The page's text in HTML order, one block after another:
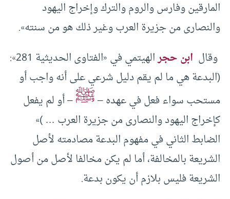
المارقين وفارس والروم والترك وإخراج اليهود
والنصارى من جزيرة العرب وغير ذلك هو من سنته».
وقال ابن حجر
الهيتمي في «الفتاوى الحديثية 281»:
(‌البدعة هي ما لم يقم دليل شرعي على أنه واجب أو
مستحب سواء فعل في عهده –ﷺ– أو لم يفعل
كإخراج اليهود والنصارى من جزيرة العرب … )»
الضابط الثاني في مفهوم البدعة مصادمته لأصل
الشريعة بالمخالفة، أما لم يكن مخالفا لأصل من أصول
الشريعة فليس بلازم أن يكون بدعة.